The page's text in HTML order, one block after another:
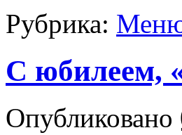
Рубрика:
С юбилеем,
Опубликовано